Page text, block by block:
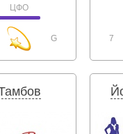
ЦФО
G 7